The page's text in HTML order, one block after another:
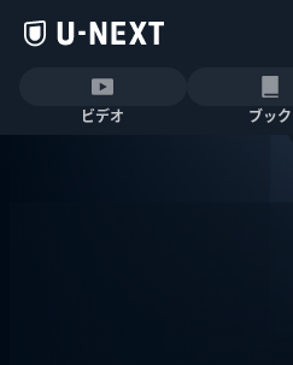
ビデオ ブック